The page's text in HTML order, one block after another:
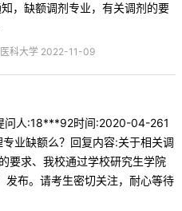
，缺额调剂专业，有关调剂的要
科大学 2022-11-09
问人:18***92时间:2020-04-261
业缺额么？回复内容:关于相关调
要求、我校通过学校研究生学院
布。请考生密切关注，耐心等待